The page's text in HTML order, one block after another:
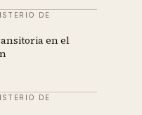
DE
en el
DE